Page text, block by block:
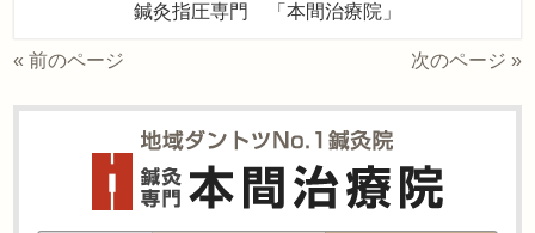
鍼灸指圧専門 「本間治療院」
« 前のページ 次のページ »